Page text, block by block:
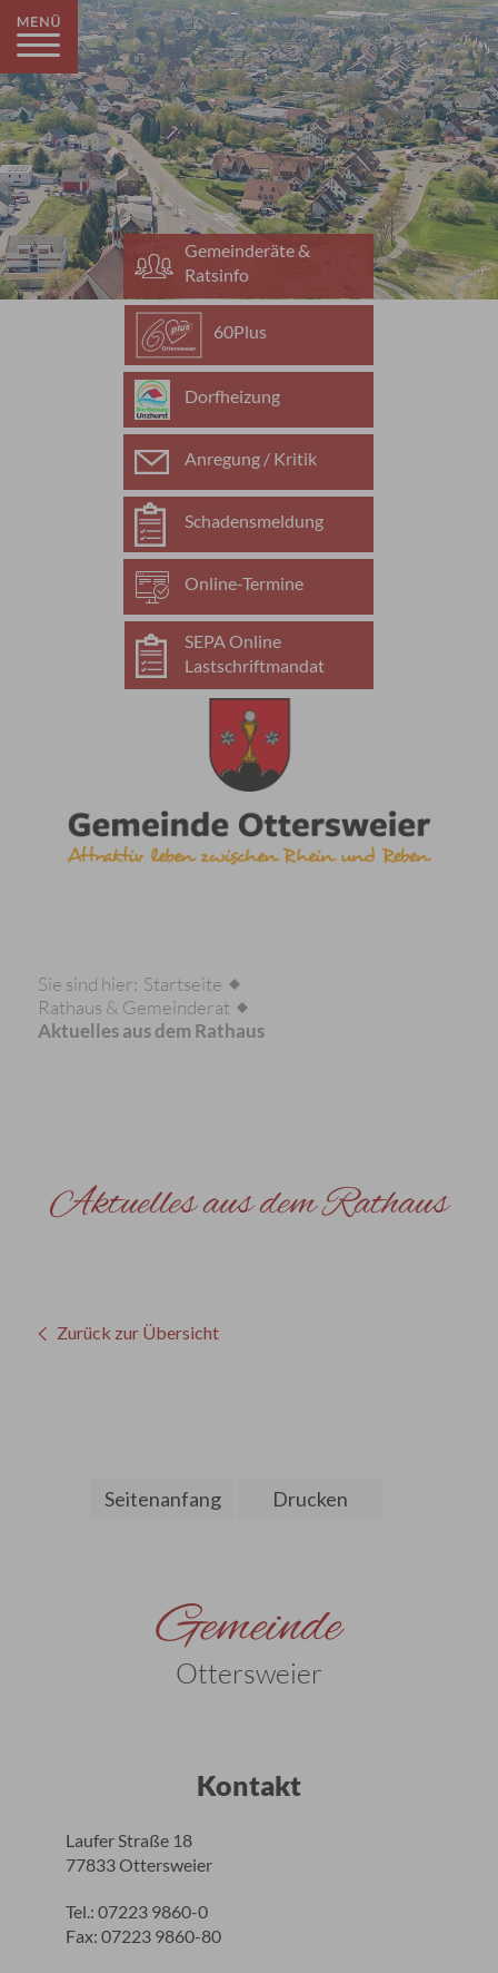
Gemeinderäte &
Ratsinfo
60Plus
Dorfheizung
Anregung / Kritik
Schadensmeldung
Online-Termine
SEPA Online
Lastschriftmandat
Sie sind hier: Startseite
Rathaus & Gemeinderat
Aktuelles aus dem Rathaus
Aktuelles aus dem Rathaus
Zurück zur Übersicht
Seitenanfang Drucken
Gemeinde
Ottersweier
Kontakt
Laufer Straße 18
77833 Ottersweier
Tel.: 07223 9860-0
Fax: 07223 9860-80